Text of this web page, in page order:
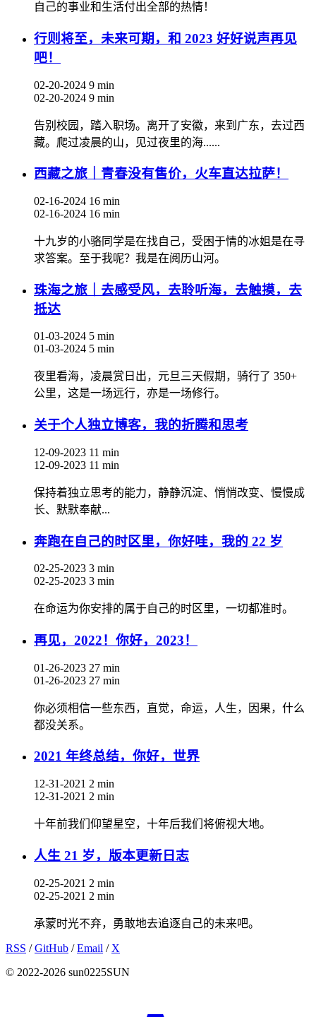
自己的事业和生活付出全部的热情！
行则将至，未来可期，和 2023 好好说声再见
吧！
02-20-2024 9 min
02-20-2024 9 min
告别校园，踏入职场。离开了安徽，来到广东，去过西
藏。爬过凌晨的山，见过夜里的海......
西藏之旅｜青春没有售价，火车直达拉萨！
02-16-2024 16 min
02-16-2024 16 min
十九岁的小骆同学是在找自己，受困于情的冰姐是在寻
求答案。至于我呢？我是在阅历山河。
珠海之旅｜去感受风，去聆听海，去触摸，去
抵达
01-03-2024 5 min
01-03-2024 5 min
夜里看海，凌晨赏日出，元旦三天假期，骑行了 350+
公里，这是一场远行，亦是一场修行。
关于个人独立博客，我的折腾和思考
12-09-2023 11 min
12-09-2023 11 min
保持着独立思考的能力，静静沉淀、悄悄改变、慢慢成
长、默默奉献...
奔跑在自己的时区里，你好哇，我的 22 岁
02-25-2023 3 min
02-25-2023 3 min
在命运为你安排的属于自己的时区里，一切都准时。
再见，2022！你好，2023！
01-26-2023 27 min
01-26-2023 27 min
你必须相信一些东西，直觉，命运，人生，因果，什么
都没关系。
2021 年终总结，你好，世界
12-31-2021 2 min
12-31-2021 2 min
十年前我们仰望星空，十年后我们将俯视大地。
人生 21 岁，版本更新日志
02-25-2021 2 min
02-25-2021 2 min
承蒙时光不弃，勇敢地去追逐自己的未来吧。
RSS /GitHub /Email / X
© 2022-2026 sun0225SUN